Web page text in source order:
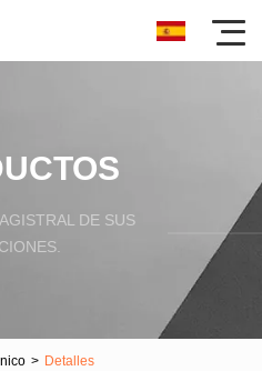
DE SUS
> Detalles